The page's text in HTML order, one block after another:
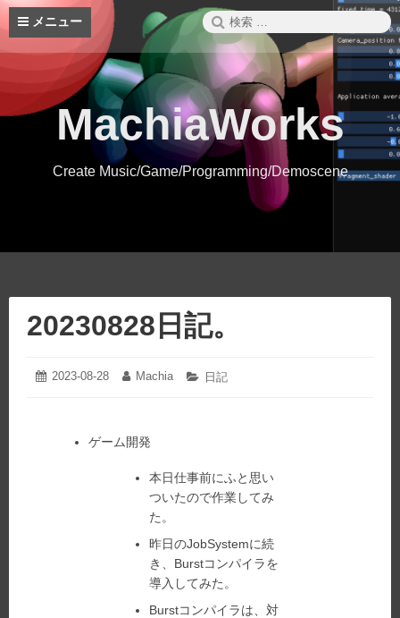
コ
ス
メニュー
検
索:
MachiaWorks
Create Music/Game/Programming/Demoscene
20230828日記。
投
2023-08-28 2023- 投
Machia
カ
日記
ゲーム開発
本日仕事前にふと思い
ついたので作業してみ
た。
昨日のJobSystemに続
き、Burstコンパイラを
導入してみた。
Burstコンパイラは、対